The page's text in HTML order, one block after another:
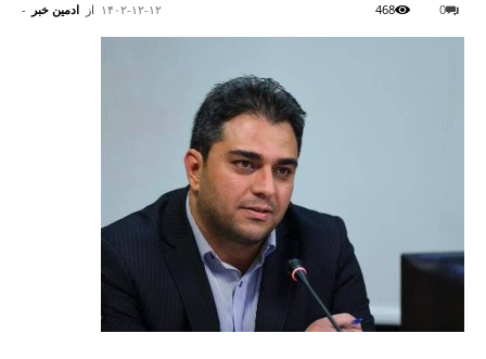
از ادمین خبر - ۱۴۰۲-۱۲-۱۲ 0
468